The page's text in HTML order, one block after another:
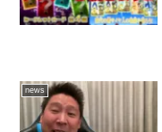
news